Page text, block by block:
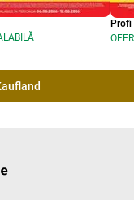
Profi